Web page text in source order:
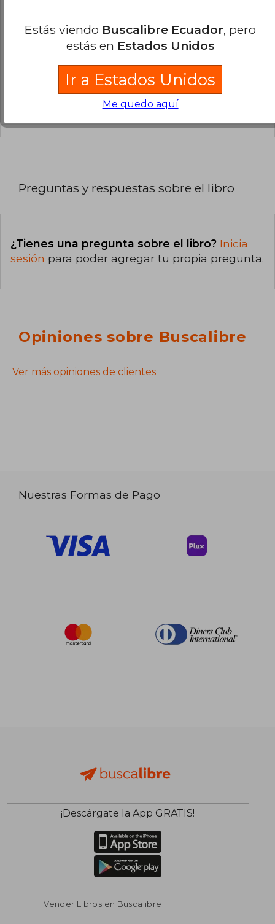
El libro está escrito en Inglés.
¿Cuál es la encuadernación de este libro?
Preguntas y respuestas sobre el libro
¿Tienes una pregunta sobre el libro? Inicia
sesión para poder agregar tu propia pregunta.
Opiniones sobre Buscalibre
Ver más opiniones de clientes
Nuestras Formas de Pago
¡Descárgate la App GRATIS!
Vender Libros en Buscalibre
Estás viendo Buscalibre Ecuador, pero
estás en Estados Unidos
Ir a Estados Unidos
Me quedo aquí